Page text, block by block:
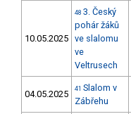
10.05.2025
48 3. Český
pohár žáků
ve slalomu
ve
Veltrusech
04.05.2025 41 Slalom v
Zábřehu